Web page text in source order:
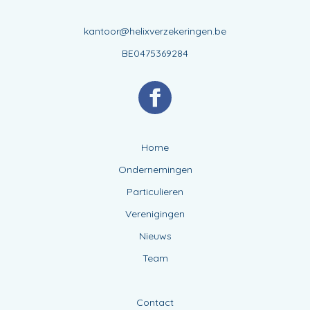
kantoor@helixverzekeringen.be
BE0475369284
Home
Ondernemingen
Particulieren
Verenigingen
Nieuws
Team
Contact